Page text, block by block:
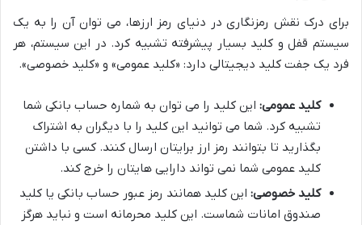
برای درک نقش رمزنگاری در دنیای رمز ارزها، می توان آن را به یک
سیستم قفل و کلید بسیار پیشرفته تشبیه کرد. در این سیستم، هر
فرد یک جفت کلید دیجیتالی دارد: «کلید عمومی» و «کلید خصوصی».
کلید عمومی: این کلید را می توان به شماره حساب بانکی شما
تشبیه کرد. شما می توانید این کلید را با دیگران به اشتراک
بگذارید تا بتوانند رمز ارز برایتان ارسال کنند. کسی با داشتن
کلید عمومی شما نمی تواند دارایی هایتان را خرج کند.
کلید خصوصی: این کلید همانند رمز عبور حساب بانکی یا کلید
صندوق امانات شماست. این کلید محرمانه است و نباید هرگز